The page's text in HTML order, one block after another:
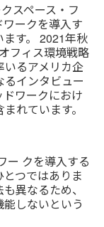
スペース・フ
ークを導入す
す。 2021年秋
フィス環境戦略
いるアメリカ企
インタビュー
ワークにおけ
れています。
ー クを導入する
つではありま
異なるため、
しないという